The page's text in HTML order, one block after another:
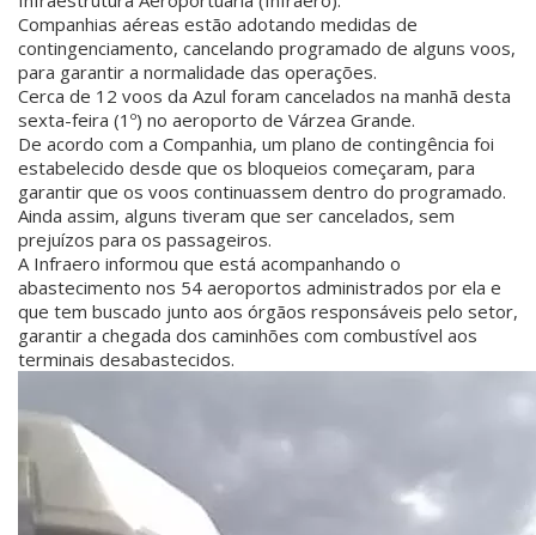
Companhias aéreas estão adotando medidas de
contingenciamento, cancelando programado de alguns voos,
para garantir a normalidade das operações.
Cerca de 12 voos da Azul foram cancelados na manhã desta
sexta-feira (1º) no aeroporto de Várzea Grande.
De acordo com a Companhia, um plano de contingência foi
estabelecido desde que os bloqueios começaram, para
garantir que os voos continuassem dentro do programado.
Ainda assim, alguns tiveram que ser cancelados, sem
prejuízos para os passageiros.
A Infraero informou que está acompanhando o
abastecimento nos 54 aeroportos administrados por ela e
que tem buscado junto aos órgãos responsáveis pelo setor,
garantir a chegada dos caminhões com combustível aos
terminais desabastecidos.